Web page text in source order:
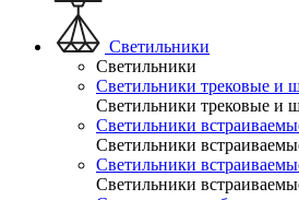
Светильники
Светильники
Светильники трековые и
Светильники трековые и
Светильники
Светильники
Светильники
Светильники